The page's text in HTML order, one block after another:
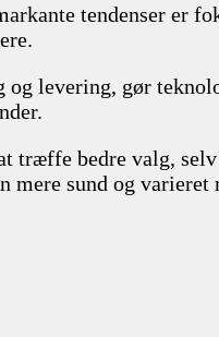
tendenser er
levering, gør
træffe bedre valg,
sund og varieret